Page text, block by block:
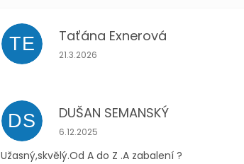
TE Taťána Exnerová
Hodnocení obchodu je 5 z 5 hvězdiček.
21.3.2026
DS DUŠAN SEMANSKÝ
Hodnocení obchodu je 5 z 5 hvězdiček.
6.12.2025
Užasný,skvělý.Od A do Z .A zabalení ?